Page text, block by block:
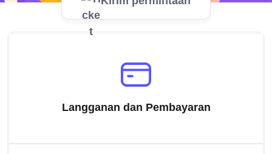
Langganan dan Pembayaran